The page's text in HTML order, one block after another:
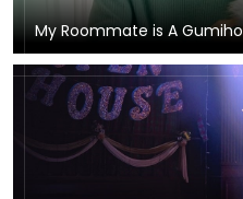
My Roommate is A Gumiho